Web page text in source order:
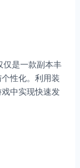
仅是一款副本丰
性化。利用装
中实现快速发